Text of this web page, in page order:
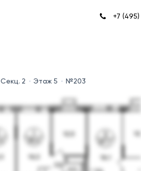
+7
Секц. 2 Этаж 5 №203